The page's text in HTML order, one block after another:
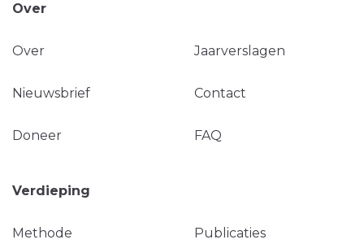
Over
Over Jaarverslagen
Nieuwsbrief Contact
Doneer FAQ
Verdieping
Methode Publicaties